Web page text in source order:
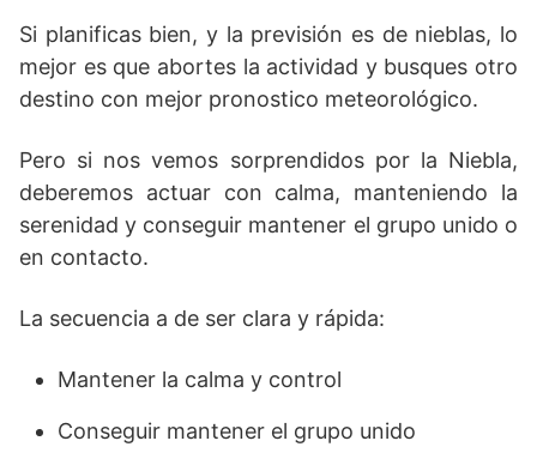
Si planificas bien, y la previsión es de nieblas, lo
mejor es que abortes la actividad y busques otro
destino con mejor pronostico meteorológico.
Pero si nos vemos sorprendidos por la Niebla,
deberemos actuar con calma, manteniendo la
serenidad y conseguir mantener el grupo unido o
en contacto.
La secuencia a de ser clara y rápida:
Mantener la calma y control
Conseguir mantener el grupo unido